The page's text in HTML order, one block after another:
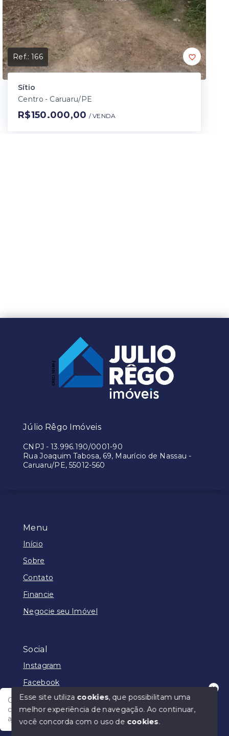
Ref.:166
Sítio
Centro - Caruaru/PE
R$150.000,00 / VENDA
Olá! Nosso atendimento funciona em horário
comercial e em breve vamos responder para te
ajudar.
Menu
Início
Sobre
Contato
Financie
Negocie seu Imóvel
Social
Instagram
Facebook
© Copyright 2026 - Júlio Rêgo Imóveis - Todos os
Júlio Rêgo Imóveis
CNPJ - 13.996.190/0001-90
Rua Joaquim Tabosa, 69, Maurício de Nassau -
Caruaru/PE, 55012-560
Esse site utiliza cookies, que possibilitam uma
melhor experiência de navegação.Ao continuar,
você concorda com o uso de cookies.